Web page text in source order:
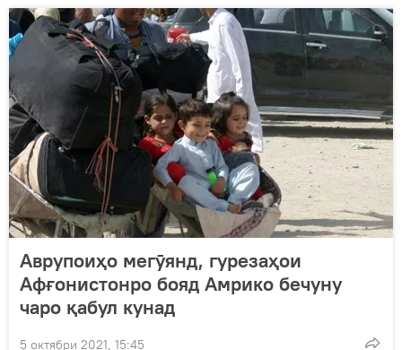
Аврупоиҳо мегӯянд, гурезаҳои
Афғонистонро бояд Амрико бечуну
чаро қабул кунад
5 октябри 2021, 15:45